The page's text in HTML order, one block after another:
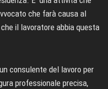
che farà causa al
il lavoratore abbia questa
consulente del lavoro per
professionale precisa,